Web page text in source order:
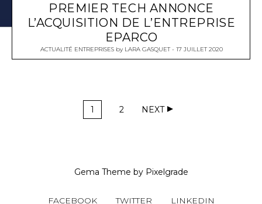
PREMIER TECH ANNONCE
L’ACQUISITION DE L’ENTREPRISE
EPARCO
ACTUALITÉ ENTREPRISESby LARA GASQUET 17 JUILLET 2020
1 2 NEXT
Gema Theme by Pixelgrade
FACEBOOK TWITTER LINKEDIN